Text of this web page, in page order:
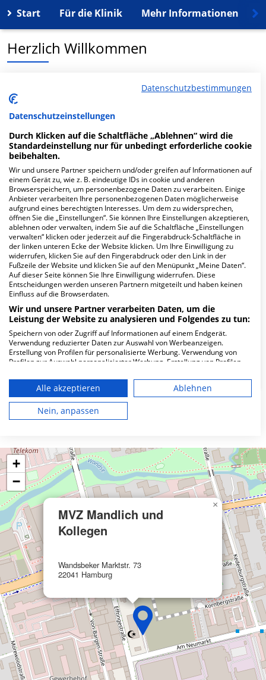
Start Für die Klinik Mehr Informationen
Herzlich Willkommen
Marktstr. 73 ist ein medizinisches Versorgungszentrum
in Hamburg.
Mehr Informationen
FAQ
Hier ﬁnden Sie häuﬁg gestellte Fragen zu dieser Klinik.
Wie lautet die Adresse von MVZ Mandlich und
Kollegen?
Wandsbeker Marktstr. 73
22041 Hamburg
Wie ist die Telefonnummer von MVZ
Mandlich und Kollegen?
Karte
MVZ Mandlich und
Kollegen
Wandsbeker Marktstr. 73
22041 Hamburg
×
+
−
Datenschutzbestimmungen
Datenschutzeinstellungen
Durch Klicken auf die Schaltfläche „Ablehnen“ wird die
Standardeinstellung nur für unbedingt erforderliche cookie
beibehalten.
Wir und unsere Partner speichern und/oder greifen auf Informationen auf
einem Gerät zu, wie z. B. eindeutige IDs in cookie und anderen
Browserspeichern, um personenbezogene Daten zu verarbeiten. Einige
Anbieter verarbeiten Ihre personenbezogenen Daten möglicherweise
aufgrund eines berechtigten Interesses. Um dem zu widersprechen,
öffnen Sie die „Einstellungen“. Sie können Ihre Einstellungen akzeptieren,
ablehnen oder verwalten, indem Sie auf die Schaltfläche „Einstellungen
verwalten“ klicken oder jederzeit auf die Fingerabdruck-Schaltfläche in
der linken unteren Ecke der Website klicken. Um Ihre Einwilligung zu
widerrufen, klicken Sie auf den Fingerabdruck oder den Link in der
Fußzeile der Website und klicken Sie auf den Menüpunkt „Meine Daten“.
Auf dieser Seite können Sie Ihre Einwilligung widerrufen. Diese
Entscheidungen werden unseren Partnern mitgeteilt und haben keinen
Einfluss auf die Browserdaten.
Wir und unsere Partner verarbeiten Daten, um die
Leistung der Website zu analysieren und Folgendes zu tun:
Speichern von oder Zugriff auf Informationen auf einem Endgerät.
Verwendung reduzierter Daten zur Auswahl von Werbeanzeigen.
Erstellung von Profilen für personalisierte Werbung. Verwendung von
Profilen zur Auswahl personalisierter Werbung. Erstellung von Profilen
personalisierter Inhalte. Messung der Werbeleistung. Messung der
Performance von Inhalten. Analyse von Zielgruppen durch Statistiken
oder Kombinationen von Daten aus verschiedenen Quellen. Entwicklung
und Verbesserung der Angebote. Verwendung reduzierter Daten zur
Auswahl von Inhalten.
Ihre Einwilligung und die cookie Richtlinie gelten ausschließlich für diese
Website/App.
Partnerliste anzeigen (1 IAB-Anbieter)
Wir nutzen Ihre Daten für folgende Zwecke:
IAB-Verarbeitungszwecke:
Speichern von oder Zugriff auf
Informationen auf einem Endgerät
Verwendung reduzierter Daten zur Auswahl
von Werbeanzeigen
Erstellung von Profilen für personalisierte
Werbung
Verwendung von Profilen zur Auswahl
personalisierter Werbung
Erstellung von Profilen zur Personalisierung
von Inhalten
Alle akzeptieren
Ablehnen
Nein, anpassen